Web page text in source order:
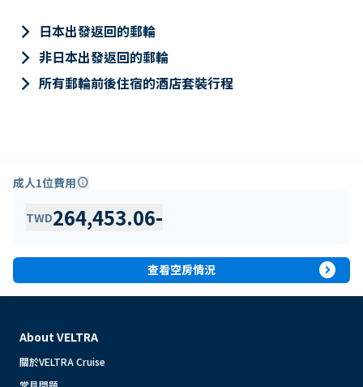
keyboard_arrow_right 日本出發返回的郵輪
keyboard_arrow_right 非日本出發返回的郵輪
keyboard_arrow_right 所有郵輪前後住宿的酒店套裝行程
成人1位費用info
TWD264,453.06-
查看空房情況 expand_circle_right
About VELTRA
關於VELTRA Cruise